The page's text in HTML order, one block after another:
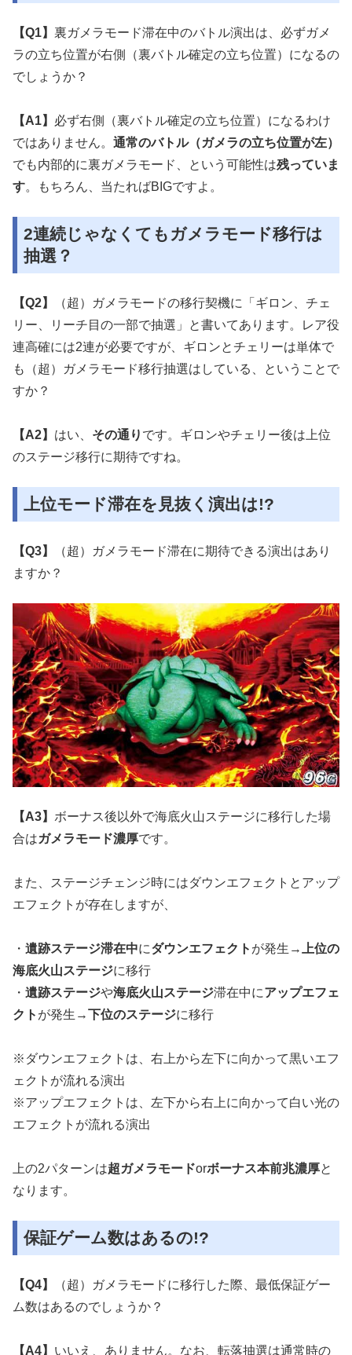
【Q1】 裏ガメラモード滞在中のバトル演出は、必ずガメ
ラの立ち位置が右側（裏バトル確定の立ち位置）になるの
でしょうか？
【A1】 必ず右側（裏バトル確定の立ち位置）になるわけ
ではありません。 通常のバトル（ガメラの立ち位置が左）
でも内部的に裏ガメラモード、という可能性は残っていま
す。もちろん、当たればBIGですよ。
2連続じゃなくてもガメラモード移行は
抽選？
【Q2】
（超）ガメラモードの移行契機に「ギロン、チェ
リー、リーチ目の一部で抽選」と書いてあります。レア役
連高確には2連が必要ですが、ギロンとチェリーは単体で
も（超）ガメラモード移行抽選はしている、ということで
すか？
【A2】 はい、 その通り です。ギロンやチェリー後は上位
のステージ移行に期待ですね。
上位モード滞在を見抜く演出は!?
【Q3】
（超）ガメラモード滞在に期待できる演出はあり
ますか？
【A3】 ボーナス後以外で海底火山ステージに移行した場
合はガメラモード濃厚です。
また、ステージチェンジ時にはダウンエフェクトとアップ
エフェクトが存在しますが、
・ 遺跡ステージ滞在中にダウンエフェクト が発生→
上位の
海底火山ステージに移行
・ 遺跡ステージや海底火山ステージ滞在中にアップエフェ
クト が発生→下位のステージに移行
※ダウンエフェクトは、右上から左下に向かって黒いエフ
ェクトが流れる演出
※アップエフェクトは、左下から右上に向かって白い光の
エフェクトが流れる演出
上の2パターンは超ガメラモードorボーナス本前兆濃厚と
なります。
保証ゲーム数はあるの!?
【Q4】
（超）ガメラモードに移行した際、最低保証ゲー
ム数はあるのでしょうか？
【A4】 いいえ、ありません。なお、転落抽選は通常時の